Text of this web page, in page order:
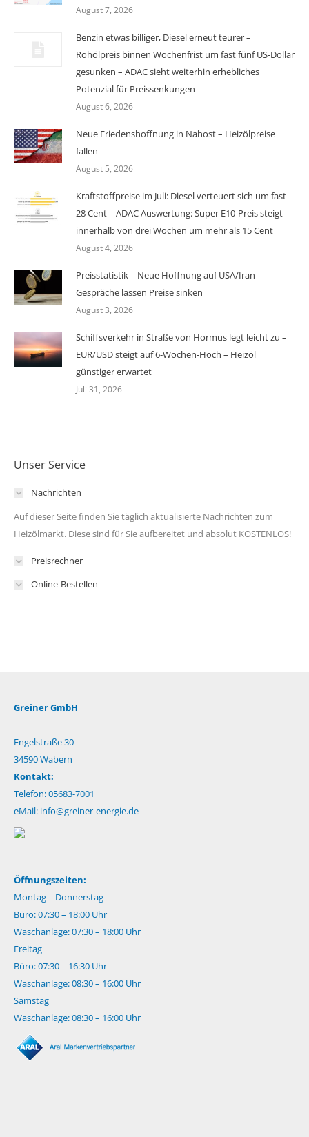
August 7, 2026
Benzin etwas billiger, Diesel erneut teurer –
Rohölpreis binnen Wochenfrist um fast fünf US-Dollar
gesunken – ADAC sieht weiterhin erhebliches
Potenzial für Preissenkungen
August 6, 2026
Neue Friedenshoffnung in Nahost – Heizölpreise
fallen
August 5, 2026
Kraftstoffpreise im Juli: Diesel verteuert sich um fast
28 Cent – ADAC Auswertung: Super E10-Preis steigt
innerhalb von drei Wochen um mehr als 15 Cent
August 4, 2026
Preisstatistik – Neue Hoffnung auf USA/Iran-
Gespräche lassen Preise sinken
August 3, 2026
Schiffsverkehr in Straße von Hormus legt leicht zu –
EUR/USD steigt auf 6-Wochen-Hoch – Heizöl
günstiger erwartet
Juli 31, 2026
Unser Service
Nachrichten
Auf dieser Seite finden Sie täglich aktualisierte Nachrichten zum
Heizölmarkt. Diese sind für Sie aufbereitet und absolut KOSTENLOS!
Preisrechner
Online-Bestellen
Greiner GmbH
Engelstraße 30
34590 Wabern
Kontakt:
Telefon: 05683-7001
eMail: info@greiner-energie.de
Öffnungszeiten:
Montag – Donnerstag
Büro: 07:30 – 18:00 Uhr
Waschanlage: 07:30 – 18:00 Uhr
Freitag
Büro: 07:30 – 16:30 Uhr
Waschanlage: 08:30 – 16:00 Uhr
Samstag
Waschanlage: 08:30 – 16:00 Uhr